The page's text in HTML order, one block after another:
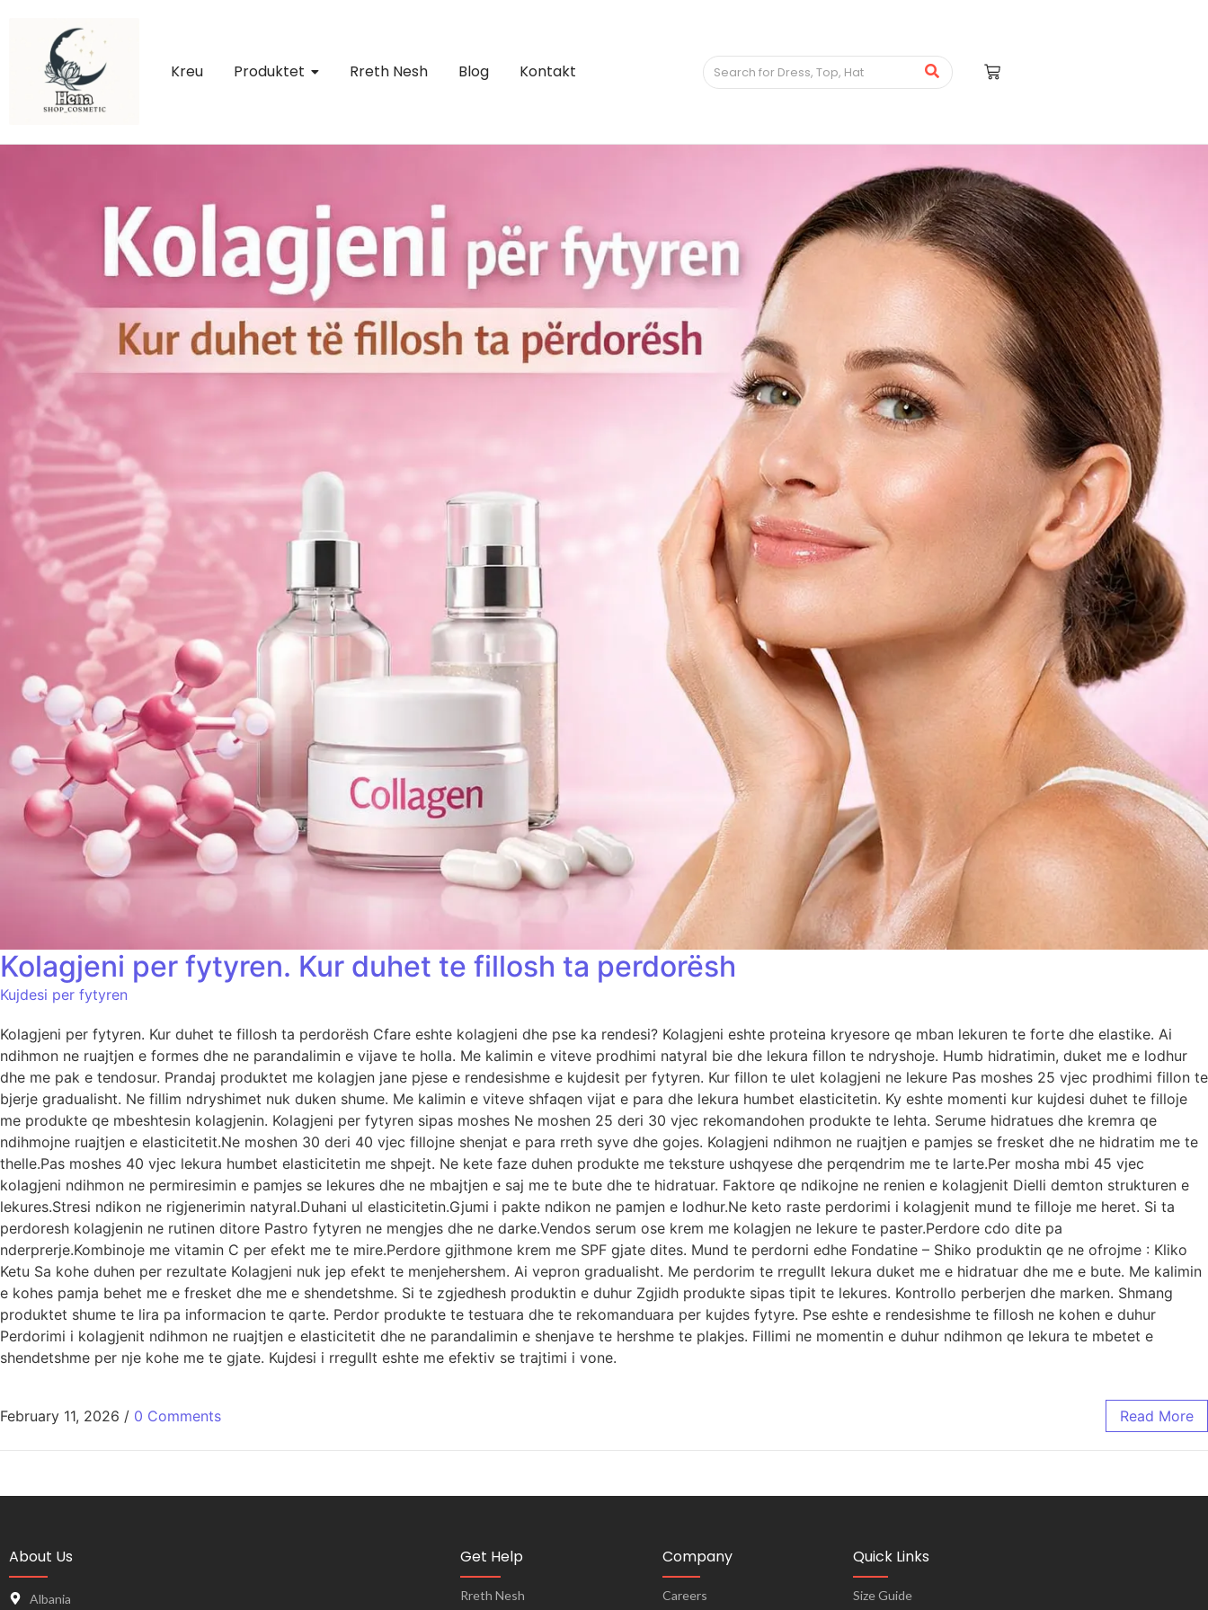
Kreu Produktet Rreth Nesh Blog Kontakt
Kolagjeni per fytyren. Kur duhet te fillosh ta perdorësh
Kujdesi per fytyren
Kolagjeni per fytyren. Kur duhet te fillosh ta perdorësh Cfare eshte kolagjeni dhe pse ka rendesi? Kolagjeni eshte proteina kryesore qe mban lekuren te forte dhe elastike. Ai
ndihmon ne ruajtjen e formes dhe ne parandalimin e vijave te holla. Me kalimin e viteve prodhimi natyral bie dhe lekura fillon te ndryshoje. Humb hidratimin, duket me e lodhur
dhe me pak e tendosur. Prandaj produktet me kolagjen jane pjese e rendesishme e kujdesit per fytyren. Kur fillon te ulet kolagjeni ne lekure Pas moshes 25 vjec prodhimi fillon te
bjerje gradualisht. Ne fillim ndryshimet nuk duken shume. Me kalimin e viteve shfaqen vijat e para dhe lekura humbet elasticitetin. Ky eshte momenti kur kujdesi duhet te filloje
me produkte qe mbeshtesin kolagjenin. Kolagjeni per fytyren sipas moshes Ne moshen 25 deri 30 vjec rekomandohen produkte te lehta. Serume hidratues dhe kremra qe
ndihmojne ruajtjen e elasticitetit.Ne moshen 30 deri 40 vjec fillojne shenjat e para rreth syve dhe gojes. Kolagjeni ndihmon ne ruajtjen e pamjes se fresket dhe ne hidratim me te
thelle.Pas moshes 40 vjec lekura humbet elasticitetin me shpejt. Ne kete faze duhen produkte me teksture ushqyese dhe perqendrim me te larte.Per mosha mbi 45 vjec
kolagjeni ndihmon ne permiresimin e pamjes se lekures dhe ne mbajtjen e saj me te bute dhe te hidratuar. Faktore qe ndikojne ne renien e kolagjenit Dielli demton strukturen e
lekures.Stresi ndikon ne rigjenerimin natyral.Duhani ul elasticitetin.Gjumi i pakte ndikon ne pamjen e lodhur.Ne keto raste perdorimi i kolagjenit mund te filloje me heret. Si ta
perdoresh kolagjenin ne rutinen ditore Pastro fytyren ne mengjes dhe ne darke.Vendos serum ose krem me kolagjen ne lekure te paster.Perdore cdo dite pa
nderprerje.Kombinoje me vitamin C per efekt me te mire.Perdore gjithmone krem me SPF gjate dites. Mund te perdorni edhe Fondatine – Shiko produktin qe ne ofrojme : Kliko
Ketu Sa kohe duhen per rezultate Kolagjeni nuk jep efekt te menjehershem. Ai vepron gradualisht. Me perdorim te rregullt lekura duket me e hidratuar dhe me e bute. Me kalimin
e kohes pamja behet me e fresket dhe me e shendetshme. Si te zgjedhesh produktin e duhur Zgjidh produkte sipas tipit te lekures. Kontrollo perberjen dhe marken. Shmang
produktet shume te lira pa informacion te qarte. Perdor produkte te testuara dhe te rekomanduara per kujdes fytyre. Pse eshte e rendesishme te fillosh ne kohen e duhur
Perdorimi i kolagjenit ndihmon ne ruajtjen e elasticitetit dhe ne parandalimin e shenjave te hershme te plakjes. Fillimi ne momentin e duhur ndihmon qe lekura te mbetet e
shendetshme per nje kohe me te gjate. Kujdesi i rregullt eshte me efektiv se trajtimi i vone.
February 11, 2026 / 0 Comments Read More
About Us
Albania
Get Help
Rreth Nesh
Company
Careers
Quick Links
Size Guide